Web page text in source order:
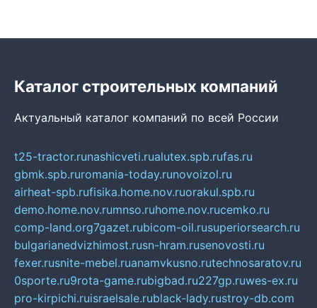
Каталог строительных компаний
Актуальный каталог компаний по всей России
t25-tractor.runashicveti.rualutex.spb.rufas.ru
gbmk.spb.ruromania-today.runovoizol.ru
airheat-spb.rufisika.home.nov.ruorakul.spb.ru
demo.home.nov.rumnso.ruhome.nov.rucemko.ru
comp-land.org7gazet.rubicom-oil.rusuperiorsearch.ru
bulgarianedvizhimost.rusn-hram.rusenovosti.ru
fexer.rusnite-mebel.ruanamvkusno.rutechnosaratov.ru
0sporte.ru9rota-game.rubigbad.ru227gp.ruwes-ex.ru
pro-kirpichi.ruisraelsale.rublack-lady.rustroy-db.com